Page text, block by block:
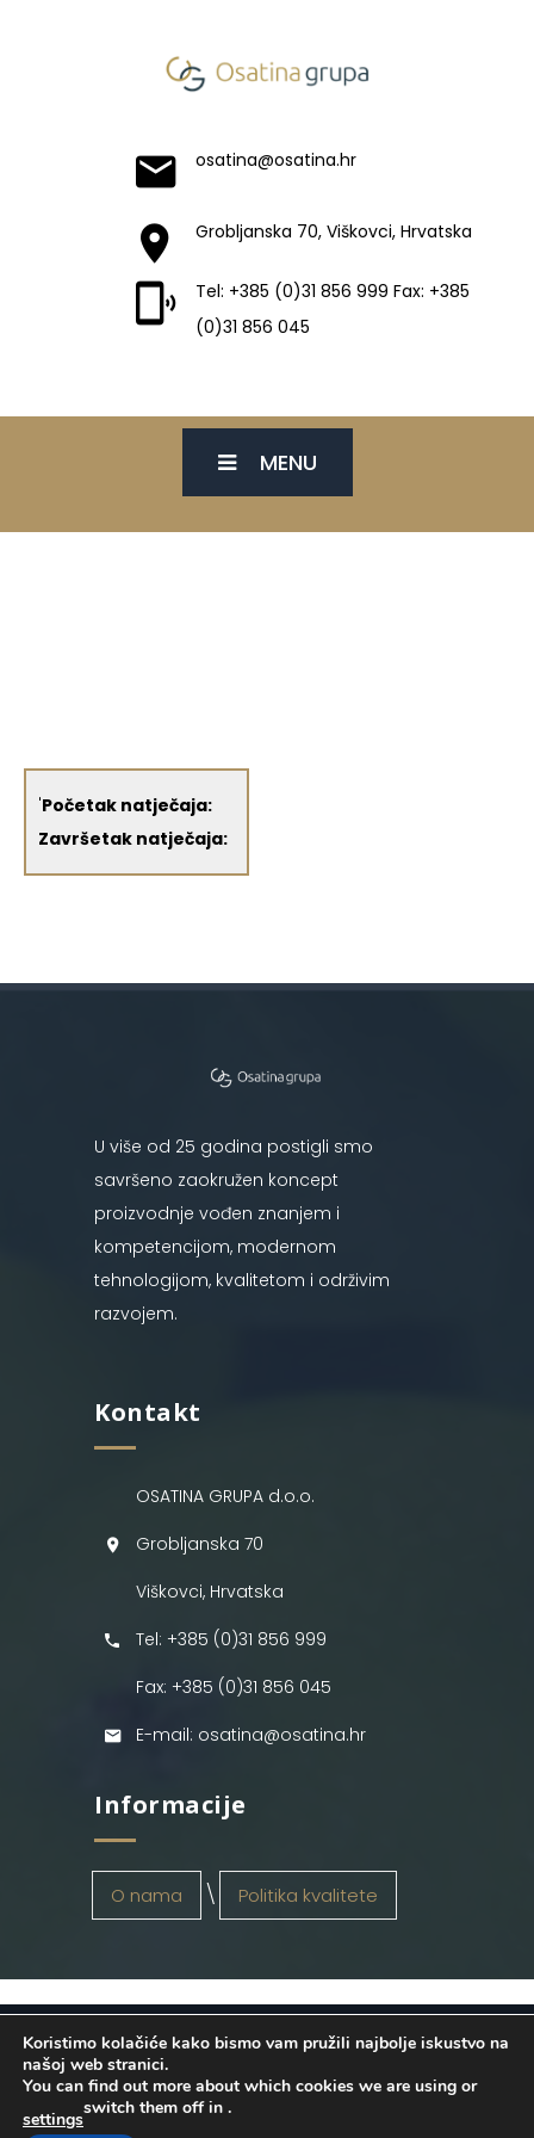
osatina@osatina.hr
Grobljanska 70, Viškovci, Hrvatska
Tel: +385 (0)31 856 999 Fax: +385
(0)31 856 045
MENU
'Početak natječaja:
Završetak natječaja:
U više od 25 godina postigli smo
savršeno zaokružen koncept
proizvodnje vođen znanjem i
kompetencijom, modernom
tehnologijom, kvalitetom i održivim
razvojem.
Kontakt
OSATINA GRUPA d.o.o.
Grobljanska 70
Viškovci, Hrvatska
Tel: +385 (0)31 856 999
Fax: +385 (0)31 856 045
E-mail: osatina@osatina.hr
Informacije
O nama Politika kvalitete
OSATINA GRUPA d.o.o. 2026
. Configured
byINFOS Osijek. Sva prava pridržana.
Koristimo kolačiće kako bismo vam pružili najbolje iskustvo na
našoj web stranici.
You can find out more about which cookies we are using or
switch them off in
settings
.